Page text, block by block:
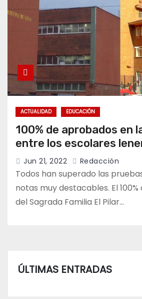
ACTUALIDAD EDUCACIÓN
100% de aprobados en
entre los escolares
Jun 21, 2022 Redacción
Todos han superado las
notas muy destacables. El
del Sagrada Familia El Pilar…
ÚLTIMAS ENTRADAS